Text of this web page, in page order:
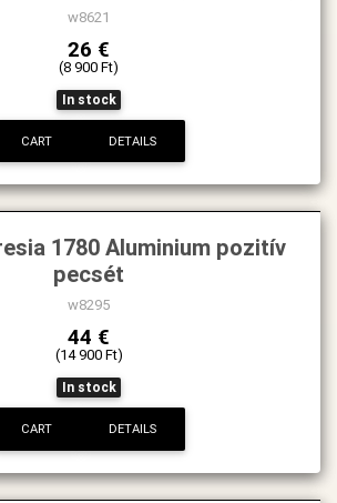
w8621
26 €
(8 900 Ft)
In stock
CART DETAILS
1780 Aluminium pozitív
pecsét
w8295
44 €
(14 900 Ft)
In stock
CART DETAILS